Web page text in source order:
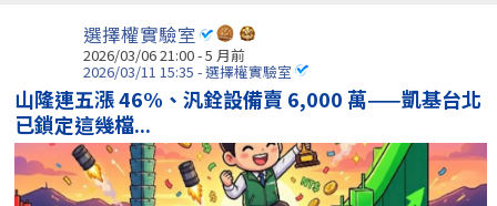
選擇權實驗室
2026/03/06 21:00 - 5 月前
2026/03/11 15:35 - 選擇權實驗室
山隆連五漲 46%、汎銓設備賣 6,000 萬——凱基台北
已鎖定這幾檔...